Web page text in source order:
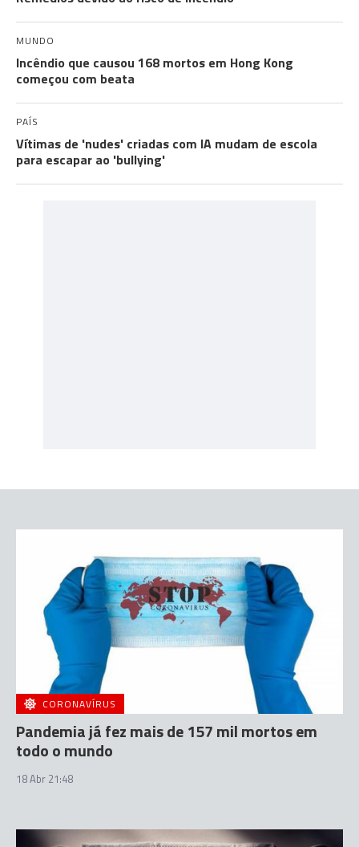
MUNDO
Incêndio que causou 168 mortos em Hong Kong
começou com beata
PAÍS
Vítimas de 'nudes' criadas com IA mudam de escola
para escapar ao 'bullying'
CORONAVÍRUS
Pandemia já fez mais de 157 mil mortos em
todo o mundo
18 Abr 21:48